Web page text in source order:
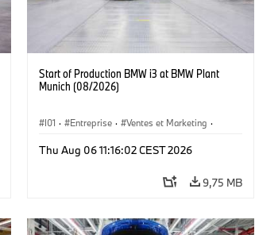
Start of Production BMW i3 at BMW Plant
Munich (08/2026)
I01 · Entreprise · Ventes et Marketing ·
Thu Aug 06 11:16:02 CEST 2026
9,75 MB